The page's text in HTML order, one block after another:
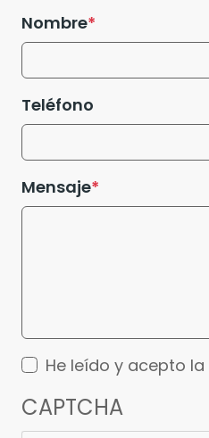
Nombre
Teléfono
Mensaje
He leído y acepto la
CAPTCHA